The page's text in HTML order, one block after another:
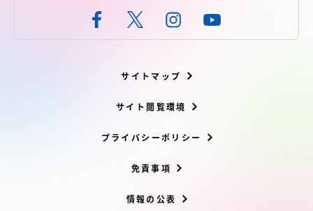
サイトマップ
サイト閲覧環境
プライバシーポリシー
免責事項
情報の公表